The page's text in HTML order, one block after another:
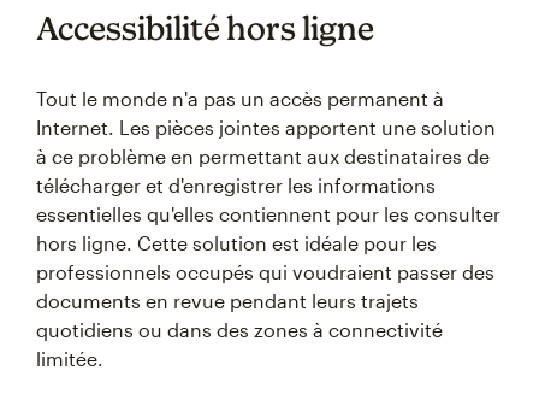
Accessibilité hors ligne
Tout le monde n'a pas un accès permanent à
Internet. Les pièces jointes apportent une solution
à ce problème en permettant aux destinataires de
télécharger et d'enregistrer les informations
essentielles qu'elles contiennent pour les consulter
hors ligne. Cette solution est idéale pour les
professionnels occupés qui voudraient passer des
documents en revue pendant leurs trajets
quotidiens ou dans des zones à connectivité
limitée.